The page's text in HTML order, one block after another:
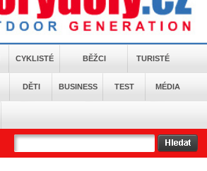
CYKLISTÉ BĚŽCI TURISTÉ
DĚTI BUSINESS TEST MÉDIA